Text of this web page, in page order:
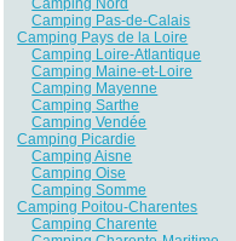
Camping Pas-de-Calais
Camping Pays de la Loire
Camping Loire-Atlantique
Camping Maine-et-Loire
Camping Mayenne
Camping Sarthe
Camping Vendée
Camping Picardie
Camping Aisne
Camping Oise
Camping Somme
Camping Poitou-Charentes
Camping Charente